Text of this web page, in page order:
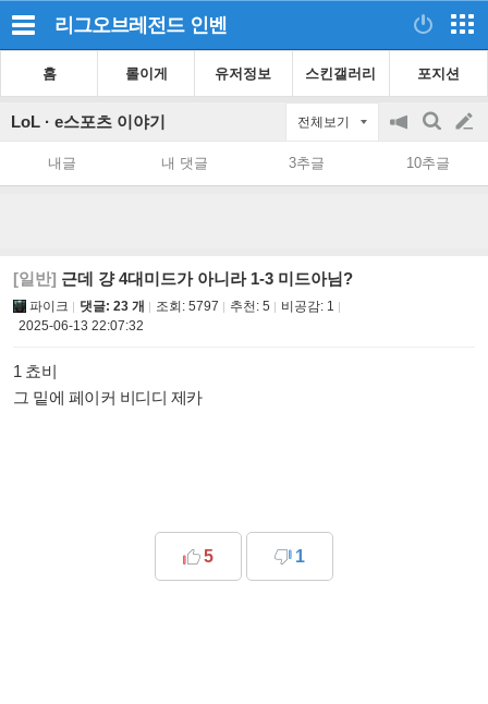
리그오브레전드 인벤
홈 롤이게 유저정보 스킨갤러리 포지션
LoL · e스포츠 이야기 전체보기
공
지
on/off
검
색
글
쓰
내글 내 댓글 3추글 10추글
[일반] 근데 걍 4대미드가 아니라 1-3 미드아님?
파이크 댓글: 23 개 조회: 5797 추천: 5 비공감: 1
2025-06-13 22:07:32
1 쵸비
그 밑에 페이커 비디디 제카
5 1